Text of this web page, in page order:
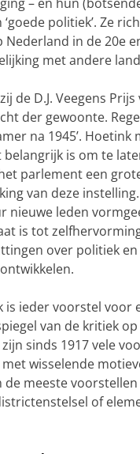
politiek’. Ze
in de 20e
met andere
de D.J. Veegens
der gewoonte.
na 1945’. Hoetink
is om te
parlement een
van deze
nieuwe leden
is tot
over politiek
is ieder voorstel voor
van de kritiek
sinds 1917 vele
wisselende
de meeste voorstellen
of